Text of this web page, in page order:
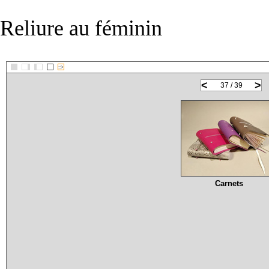
Reliure au féminin
::>
< >
37 / 39
Carnets